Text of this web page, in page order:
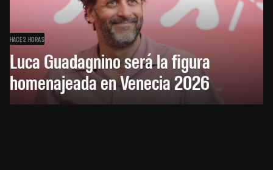
HACE 2 HORAS
Luca Guadagnino será la figura
homenajeada en Venecia 2026